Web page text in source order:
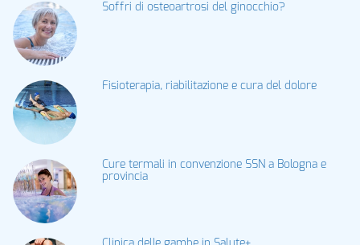
Soffri di osteoartrosi del ginocchio?
Fisioterapia, riabilitazione e cura del dolore
Cure termali in convenzione SSN a Bologna e
provincia